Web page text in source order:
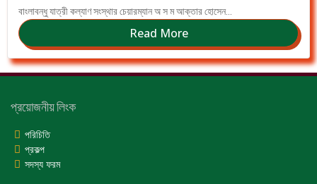
বাংলাবন্ধু যাত্রী কল্যাণ সংস্থার চেয়ারম্যান অ স ম আক্তার হোসেন...
Read More
প্রয়োজনীয় লিংক
পরিচিতি
প্রকল্প
সদস্য ফরম